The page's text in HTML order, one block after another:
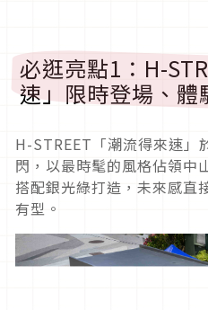
必逛亮點1：H-
速」限時登場、體
H-STREET「潮流得來速」
閃，以最時髦的風格佔領中
搭配銀光綠打造，未來感直
有型。